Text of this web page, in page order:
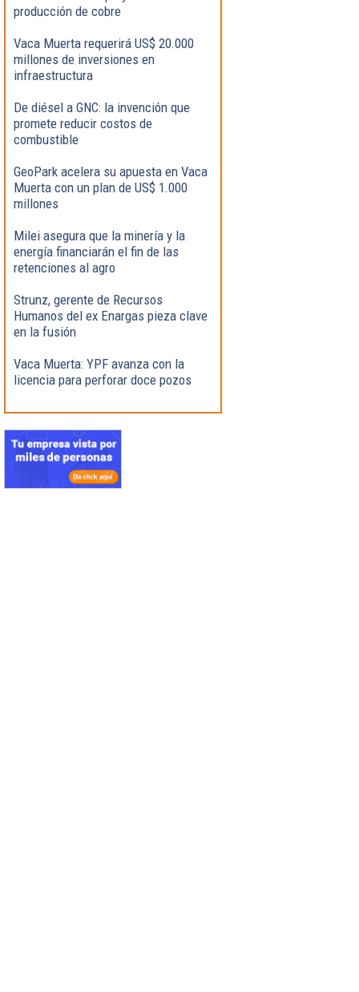
producción de cobre
Vaca Muerta requerirá US$ 20.000
millones de inversiones en
infraestructura
De diésel a GNC: la invención que
promete reducir costos de
combustible
GeoPark acelera su apuesta en Vaca
Muerta con un plan de US$ 1.000
millones
Milei asegura que la minería y la
energía financiarán el fin de las
retenciones al agro
Strunz, gerente de Recursos
Humanos del ex Enargas pieza clave
en la fusión
Vaca Muerta: YPF avanza con la
licencia para perforar doce pozos